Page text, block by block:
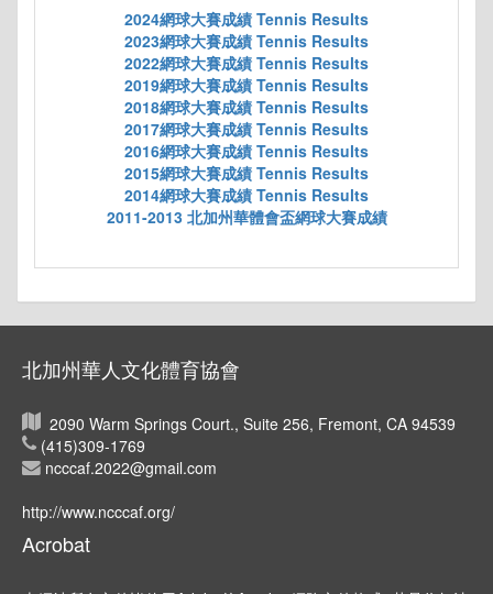
2024網球大賽成績 Tennis Results
2023網球大賽成績 Tennis Results
2022網球大賽成績 Tennis Results
2019網球大賽成績 Tennis Results
2018網球大賽成績 Tennis Results
2017網球大賽成績 Tennis Results
2016網球大賽成績 Tennis Results
2015網球大賽成績 Tennis Results
2014網球大賽成績 Tennis Results
2011-2013 北加州華體會盃網球大賽成績
北加州華人文化體育協會
2090 Warm Springs Court., Suite 256, Fremont, CA 94539
(415)309-1769
ncccaf.2022@gmail.com
http://www.ncccaf.org/
Acrobat